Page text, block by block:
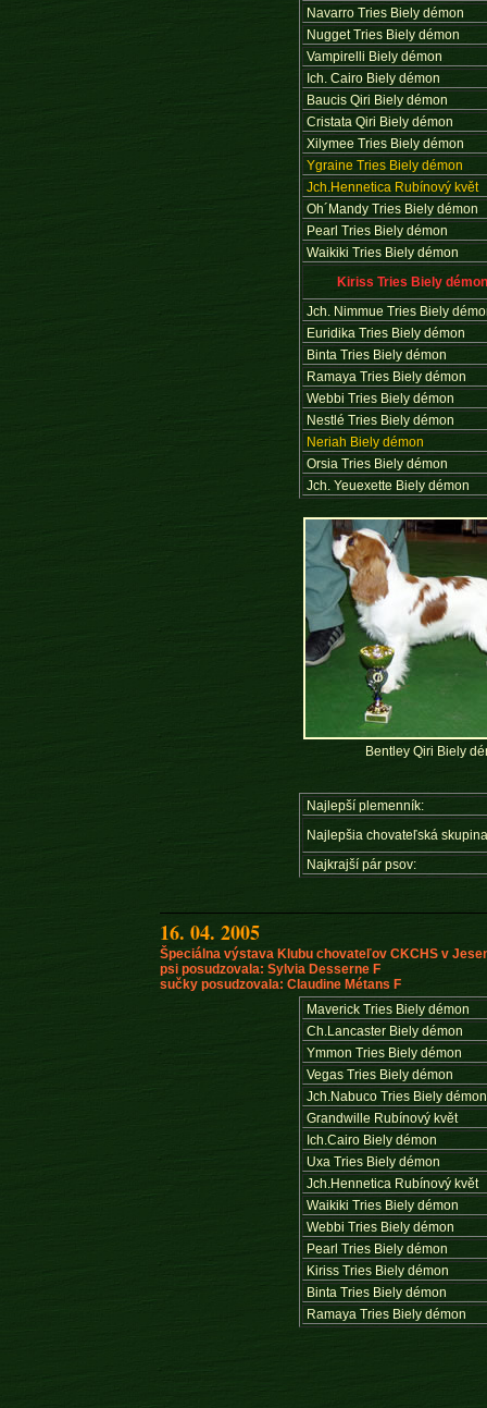
Navarro Tries Biely démon
Nugget Tries Biely démon
Vampirelli Biely démon
Ich. Cairo Biely démon
Baucis Qiri Biely démon
Cristata Qiri Biely démon
Xilymee Tries Biely démon
Ygraine Tries Biely démon
Jch.Hennetica Rubínový květ
Oh´Mandy Tries Biely démon
Pearl Tries Biely démon
Waikiki Tries Biely démon
Kiriss Tries Biely
Jch. Nimmue Tries Biely
Euridika Tries Biely démon
Binta Tries Biely démon
Ramaya Tries Biely démon
Webbi Tries Biely démon
Nestlé Tries Biely démon
Neriah Biely démon
Orsia Tries Biely démon
Jch. Yeuexette Biely démon
Bentley Qiri Biely
Najlepší plemenník:
Najlepšia chovateľská
Najkrajší pár psov:
16. 04. 2005
Špeciálna výstava Klubu chovateľov CKCHS v
psi posudzovala: Sylvia Desserne F
sučky posudzovala: Claudine Métans F
Maverick Tries Biely démon
Ch.Lancaster Biely démon
Ymmon Tries Biely démon
Vegas Tries Biely démon
Jch.Nabuco Tries Biely démon
Grandwille Rubínový květ
Ich.Cairo Biely démon
Uxa Tries Biely démon
Jch.Hennetica Rubínový květ
Waikiki Tries Biely démon
Webbi Tries Biely démon
Pearl Tries Biely démon
Kiriss Tries Biely démon
Binta Tries Biely démon
Ramaya Tries Biely démon